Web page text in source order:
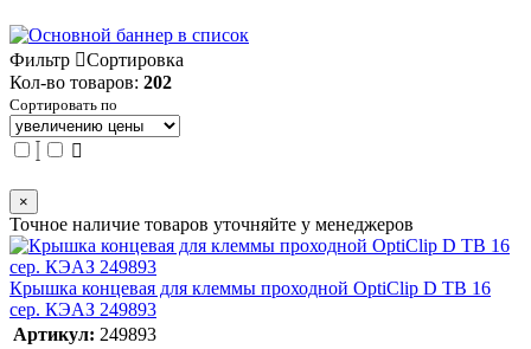
Фильтр
Сортировка
Кол-во товаров: 202
Сортировать по
×
Точное наличие товаров уточняйте у менеджеров
Крышка концевая для клеммы проходной OptiClip D TB 16
сер. КЭАЗ 249893
Артикул: 249893